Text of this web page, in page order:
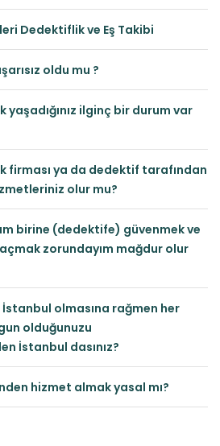
Dedektiflik ve Eş Takibi
oldu mu ?
ilginç bir durum var
firması ya da dedektif tarafından
olur mu?
birine (dedektife) güvenmek ve
zorundayım mağdur olur
olmasına rağmen her
olduğunuzu
İstanbul dasınız?
hizmet almak yasal mı?